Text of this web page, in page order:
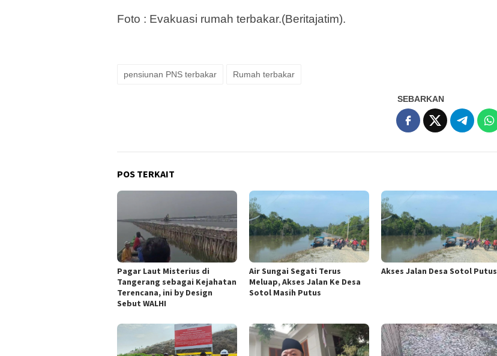
Foto : Evakuasi rumah terbakar.(Beritajatim).
pensiunan PNS terbakar Rumah terbakar
SEBARKAN
POS TERKAIT
Pagar Laut Misterius di
Tangerang sebagai Kejahatan
Terencana, ini by Design
Sebut WALHI
Air Sungai Segati Terus
Meluap, Akses Jalan Ke Desa
Sotol Masih Putus
Akses Jalan Desa Sotol Putus